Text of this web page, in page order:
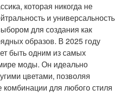
которая никогда не
и универсальность
для создания как
образов. В 2025 году
быть одним из самых
моды. Он идеально
цветами, позволяя
комбинации для любого стиля